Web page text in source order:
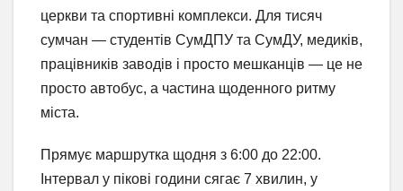
церкви та спортивні комплекси. Для тисяч
сумчан — студентів СумДПУ та СумДУ, медиків,
працівників заводів і просто мешканців — це не
просто автобус, а частина щоденного ритму
міста.
Прямує маршрутка щодня з 6:00 до 22:00.
Інтервал у пікові години сягає 7 хвилин, у